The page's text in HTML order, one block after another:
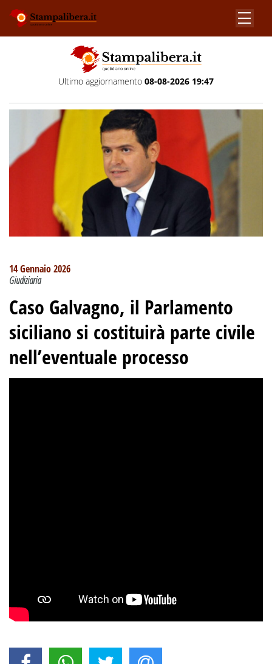
Ultimo aggiornamento 08-08-2026 19:47
14 Gennaio 2026
Giudiziaria
Caso Galvagno, il Parlamento
siciliano si costituirà parte civile
nell’eventuale processo